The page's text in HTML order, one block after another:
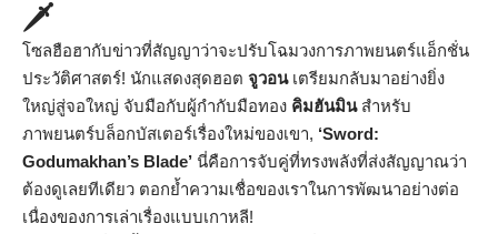
🗡️
โซลฮือฮากับข่าวที่สัญญาว่าจะปรับโฉมวงการภาพยนตร์แอ็กชั่น
ประวัติศาสตร์! นักแสดงสุดฮอต จูวอนเตรียมกลับมาอย่างยิ่ง
ใหญ่สู่จอใหญ่ จับมือกับผู้กำกับมือทอง คิมฮันมินสำหรับ
ภาพยนตร์บล็อกบัสเตอร์เรื่องใหม่ของเขา, ‘Sword:
Godumakhan’s Blade’ นี่คือการจับคู่ที่ทรงพลังที่ส่งสัญญาณว่า
ต้องดูเลยทีเดียว ตอกย้ำความเชื่อของเราในการพัฒนาอย่างต่อ
เนื่องของการเล่าเรื่องแบบเกาหลี!